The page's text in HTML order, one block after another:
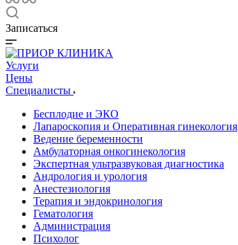
Записаться
Услуги
Цены
Специалисты
Бесплодие и ЭКО
Лапароскопия и Оперативная гинекология
Ведение беременности
Амбулаторная онкогинекология
Экспертная ультразвуковая диагностика
Андрология и урология
Анестезиология
Терапия и эндокринология
Гематология
Администрация
Психолог